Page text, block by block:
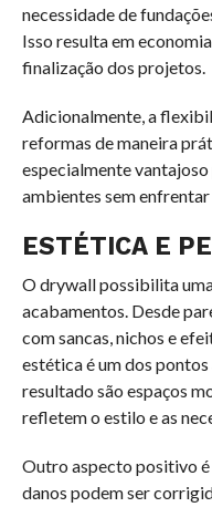
necessidade de
Isso resulta em
finalização dos projetos.
Adicionalmente, a
reformas de maneira
especialmente
ambientes sem
ESTÉTICA E
O drywall possibilita
acabamentos. Desde
com sancas, nichos e
estética é um dos
resultado são espaços
refletem o estilo e as
Outro aspecto positivo é
danos podem ser